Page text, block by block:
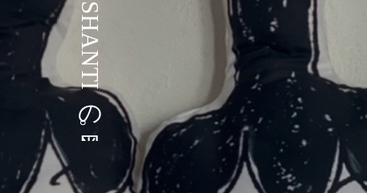
S
H
A
N
T
I
の
。
う